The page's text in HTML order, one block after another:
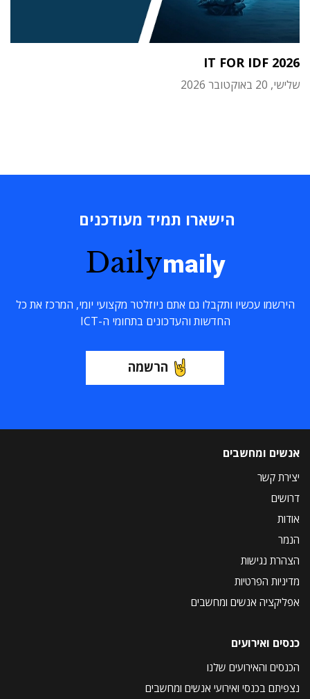
IT FOR IDF 2026
שלישי, 20 באוקטובר 2026
הישארו תמיד מעודכנים
Dailymaily
הירשמו עכשיו ותקבלו גם אתם ניוזלטר מקצועי יומי, המרכז את כל
החדשות והעדכונים בתחומי ה-ICT
הרשמה
אנשים ומחשבים
יצירת קשר
דרושים
אודות
הנמר
הצהרת נגישות
מדיניות הפרטיות
אפליקציה אנשים ומחשבים
כנסים ואירועים
הכנסים והאירועים שלנו
נצפיתם בכנסי ואירועי אנשים ומחשבים